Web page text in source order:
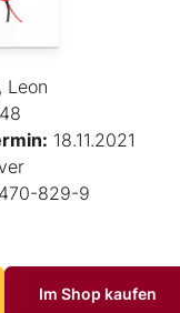
Leon
18.11.2021
829-9
Im Shop kaufen